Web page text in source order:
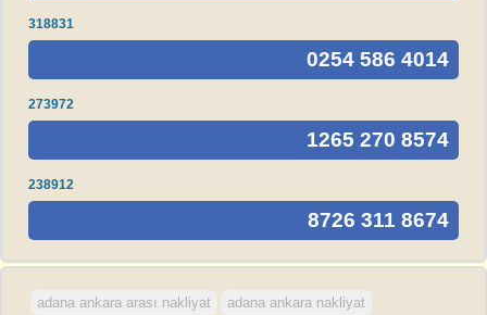
318831
0254 586 4014
273972
1265 270 8574
238912
8726 311 8674
adana ankara arası nakliyat adana ankara nakliyat